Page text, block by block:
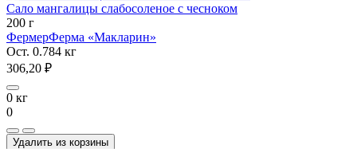
Сало мангалицы слабосоленое с чесноком
200 г
ФермерФерма «Макларин»
Ост. 0.784 кг
306,20 ₽
0 кг
0
Удалить из корзины